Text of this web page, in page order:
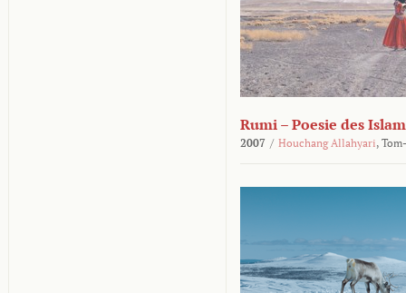
Rumi – Poesie des Islam
2007 / Houchang Allahyari,